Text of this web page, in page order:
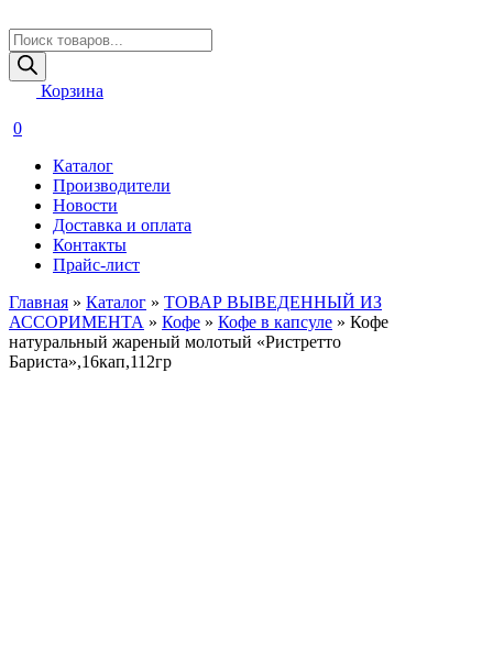
Поиск
товаров
Корзина
0
Каталог
Производители
Новости
Доставка и оплата
Контакты
Прайс-лист
Главная » Каталог » ТОВАР ВЫВЕДЕННЫЙ ИЗ
АССОРИМЕНТА » Кофе » Кофе в капсуле » Кофе
натуральный жареный молотый «Ристретто
Бариста»,16кап,112гр